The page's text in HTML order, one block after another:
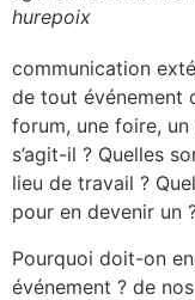
hurepoix
communication
de tout événement
forum, une foire,
s’agit-il ? Quelles
lieu de travail ?
pour en devenir un
Pourquoi doit-on
événement ? de